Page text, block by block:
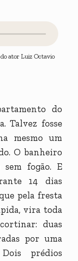
do ator Luiz Octavio
do
Talvez fosse
mesmo um
O banheiro
fogão. E
14 dias
pela fresta
vira toda
duas
por uma
prédios